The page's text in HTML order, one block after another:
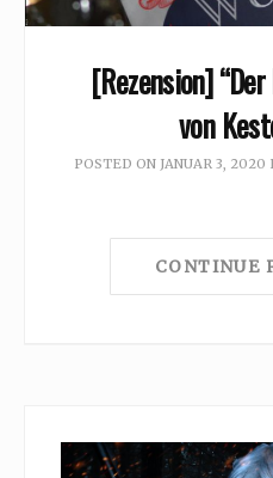
[Rezension]
von
POSTED ON JANUAR 3, 2020
CONTINUE